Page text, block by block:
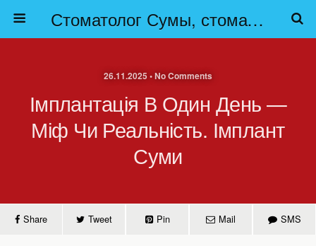
Стоматолог Сумы, стоматологические клиники Сумы, детская стоматология в Сумах. | Частная стоматология Сумы
26.11.2025 • No Comments
Імплантація В Один День —
Міф Чи Реальність. Імплант
Суми
Share Tweet Pin Mail SMS